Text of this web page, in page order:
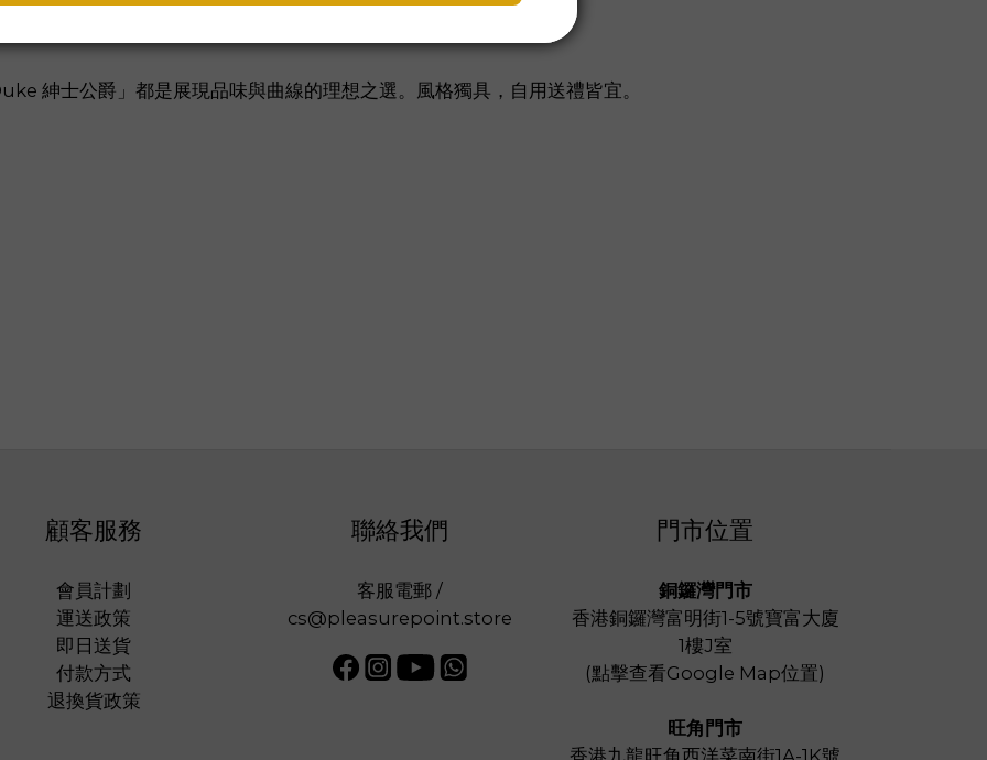
紳士公爵」都是展現品味與曲線的理想之選。風格獨具，自用送禮皆宜。
顧客服務
會員計劃
運送政策
即日送貨
付款方式
退換貨政策
聯絡我們
客服電郵 /
cs@pleasurepoint.store
門市位置
銅鑼灣門市
香港銅鑼灣富明街1-5號寶富大廈
1樓J室
(點擊查看Google Map位置)
旺角門市
香港九龍旺角西洋菜南街1A-1K號